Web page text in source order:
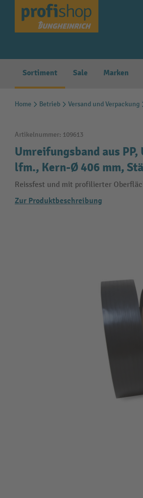
Zur Hauptnavigation springen
Sortiment Sale Marken
Home Betrieb Versand und Verpackung
Artikelnummer: 109613
Umreifungsband aus
lfm., Kern-Ø 406 mm,
Reissfest und mit profilierter
Zur Produktbeschreibung